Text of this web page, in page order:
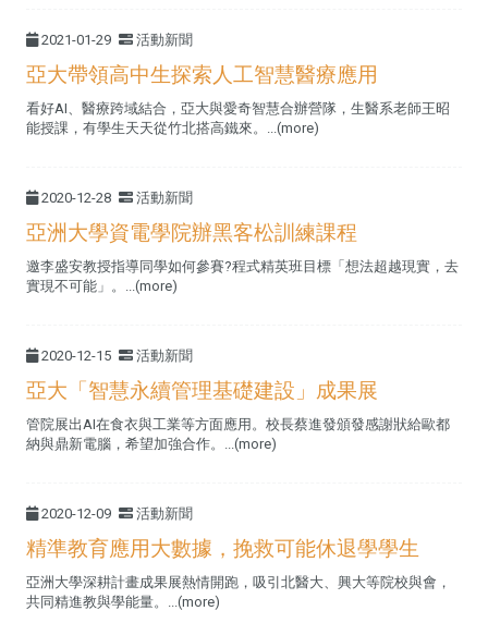
2021-01-29 活動新聞
亞大帶領高中生探索人工智慧醫療應用
看好AI、醫療跨域結合，亞大與愛奇智慧合辦營隊，生醫系老師王昭
能授課，有學生天天從竹北搭高鐵來。...(more)
2020-12-28 活動新聞
亞洲大學資電學院辦黑客松訓練課程
邀李盛安教授指導同學如何參賽?程式精英班目標「想法超越現實，去
實現不可能」。...(more)
2020-12-15 活動新聞
亞大「智慧永續管理基礎建設」成果展
管院展出AI在食衣與工業等方面應用。校長蔡進發頒發感謝狀給歐都
納與鼎新電腦，希望加強合作。...(more)
2020-12-09 活動新聞
精準教育應用大數據，挽救可能休退學學生
亞洲大學深耕計畫成果展熱情開跑，吸引北醫大、興大等院校與會，
共同精進教與學能量。...(more)